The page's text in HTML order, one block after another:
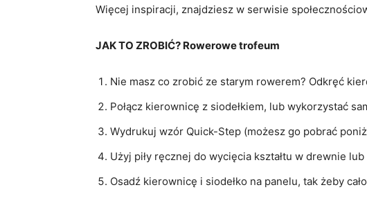
Więcej inspiracji, znajdziesz w serwisie
JAK TO ZROBIĆ? Rowerowe trofeum
Nie masz co zrobić ze starym rowerem? Odkręć
Połącz kierownicę z siodełkiem, lub wykorzystać
Wydrukuj wzór Quick-Step (możesz go pobrać
Użyj piły ręcznej do wycięcia kształtu w drewnie
Osadź kierownicę i siodełko na panelu, tak żeby